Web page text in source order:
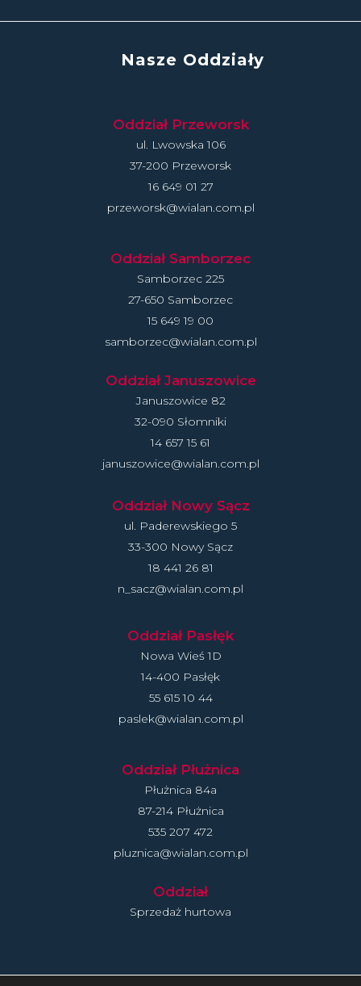
Nasze Oddziały
Oddział Przeworsk
ul. Lwowska 106
37-200 Przeworsk
16 649 01 27
przeworsk@wialan.com.pl
Oddział Samborzec
Samborzec 225
27-650 Samborzec
15 649 19 00
samborzec@wialan.com.pl
Oddział Januszowice
Januszowice 82
32-090 Słomniki
14 657 15 61
januszowice@wialan.com.pl
Oddział Nowy Sącz
ul. Paderewskiego 5
33-300 Nowy Sącz
18 441 26 81
n_sacz@wialan.com.pl
Oddział Pasłęk
Nowa Wieś 1D
14-400 Pasłęk
55 615 10 44
paslek@wialan.com.pl
Oddział Płużnica
Płużnica 84a
87-214 Płużnica
535 207 472
pluznica@wialan.com.pl
Oddział
Sprzedaż hurtowa